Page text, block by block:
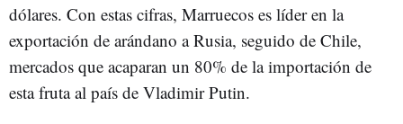
dólares. Con estas cifras, Marruecos es líder en la
exportación de arándano a Rusia, seguido de Chile,
mercados que acaparan un 80% de la importación de
esta fruta al país de Vladimir Putin.